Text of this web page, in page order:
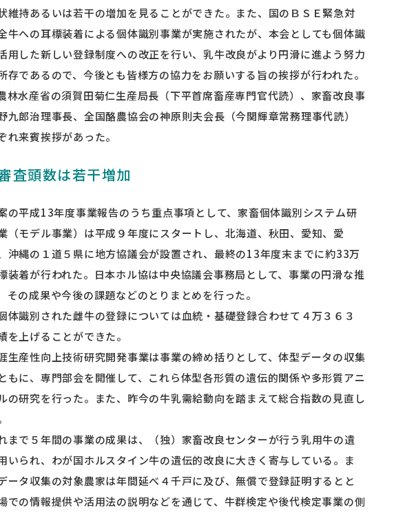
維持あるいは若干の増加を見ることができた。また、国のＢＳＥ緊急対
牛への耳標装着による個体識別事業が実施されたが、本会としても個体識
用した新しい登録制度への改正を行い、乳牛改良がより円滑に進よう努力
存であるので、今後とも皆様方の協力をお願いする旨の挨拶が行われた。
林水産省の須賀田菊仁生産局長（下平首席畜産専門官代読）、家畜改良事
九郎治理事長、全国酪農協会の神原則夫会長（今関輝章常務理事代読）
れ来賓挨拶があった。
査頭数は若干増加
の平成13年度事業報告のうち重点事項として、家畜個体識別システム研
（モデル事業）は平成９年度にスタートし、北海道、秋田、愛知、愛
沖縄の１道５県に地方協議会が設置され、最終の13年度末までに約33万
装着が行われた。日本ホル協は中央協議会事務局として、事業の円滑な推
その成果や今後の課題などのとりまとめを行った。
体識別された雌牛の登録については血統・基礎登録合わせて４万３６３
を上げることができた。
生産性向上技術研究開発事業は事業の締め括りとして、体型データの収集
もに、専門部会を開催して、これら体型各形質の遺伝的関係や多形質アニ
の研究を行った。また、昨今の牛乳需給動向を踏まえて総合指数の見直し
まで５年間の事業の成果は、（独）家畜改良センターが行う乳用牛の遺
いられ、わが国ホルスタイン牛の遺伝的改良に大きく寄与している。ま
ータ収集の対象農家は年間延べ４千戸に及び、無償で登録証明するとと
での情報提供や活用法の説明などを通じて、牛群検定や後代検定事業の側